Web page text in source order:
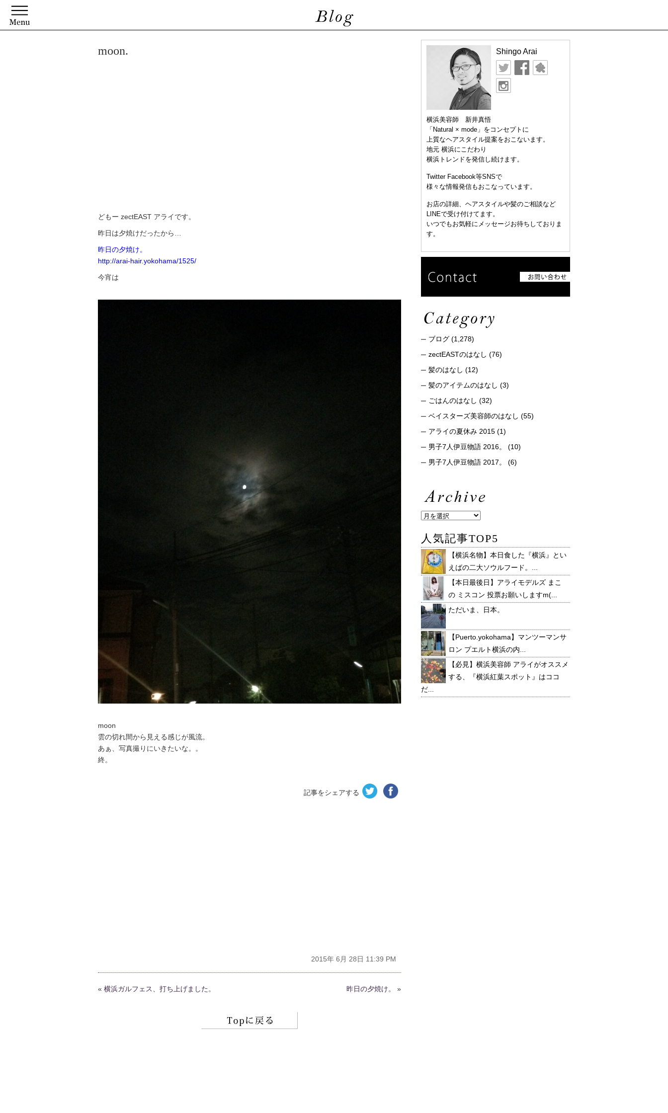
moon.
どもー zectEAST アライです。
昨日は夕焼けだったから…
昨日の夕焼け。
http://arai-hair.yokohama/1525/
今宵は
moon
雲の切れ間から見える感じが風流。
あぁ、写真撮りにいきたいな。。
終。
記事をシェアする
2015年 6月 28日 11:39 PM
« 横浜ガルフェス、打ち上げました。 昨日の夕焼け。 »
Shingo Arai
横浜美容師 新井真悟
「Natural × mode」をコンセプトに
上質なヘアスタイル提案をおこないます。
地元 横浜にこだわり
横浜トレンドを発信し続けます。
Twitter Facebook等SNSで
様々な情報発信もおこなっています。
お店の詳細、ヘアスタイルや髪のご相談など
LINEで受け付けてます。
いつでもお気軽にメッセージお待ちしておりま
す。
ブログ (1,278)
zectEASTのはなし (76)
髪のはなし (12)
髪のアイテムのはなし (3)
ごはんのはなし (32)
ベイスターズ美容師のはなし (55)
アライの夏休み 2015 (1)
男子7人伊豆物語 2016。
(10)
男子7人伊豆物語 2017。
(6)
人気記事TOP5
【横浜名物】本日食した『横浜』とい
えばの二大ソウルフード。...
【本日最後日】アライモデルズ まこ
の ミスコン 投票お願いしますm(...
ただいま、日本。
【Puerto.yokohama】マンツーマンサ
ロン プエルト横浜の内...
【必見】横浜美容師 アライがオススメ
する、『横浜紅葉スポット』はココ
だ...